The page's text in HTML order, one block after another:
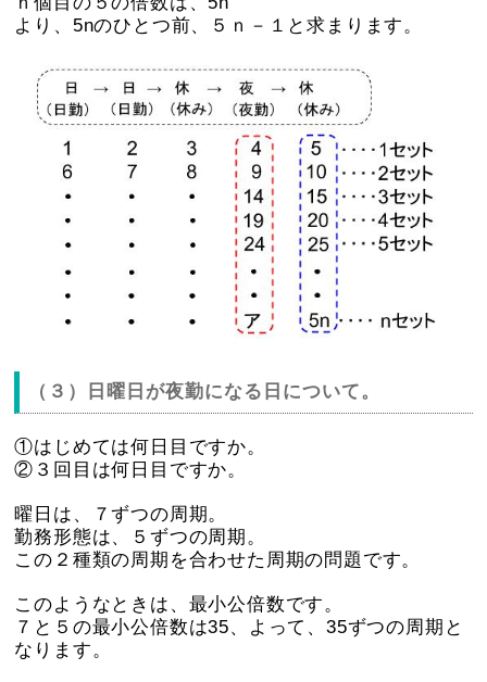
より、5nのひとつ前、５ｎ－１と求まります。
（３）日曜日が夜勤になる日について。
①はじめては何日目ですか。
②３回目は何日目ですか。
曜日は、７ずつの周期。
勤務形態は、５ずつの周期。
この２種類の周期を合わせた周期の問題です。
このようなときは、最小公倍数です。
７と５の最小公倍数は35、よって、35ずつの周期と
なります。